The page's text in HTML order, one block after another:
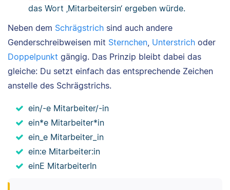
das Wort ‚Mitarbeitersin‘ ergeben würde.
Neben dem Schrägstrich sind auch andere
Genderschreibweisen mit Sternchen, Unterstrich oder
Doppelpunkt gängig. Das Prinzip bleibt dabei das
gleiche: Du setzt einfach das entsprechende Zeichen
anstelle des Schrägstrichs.
ein/-e Mitarbeiter/-in
ein*e Mitarbeiter*in
ein_e Mitarbeiter_in
ein:e Mitarbeiter:in
einE MitarbeiterIn